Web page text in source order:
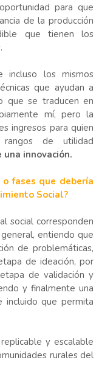
para que
de la producción
que tienen los
los mismos
que ayudan a
que se traducen en
mí, pero la
ingresos para quien
de utilidad
innovación.
fases que debería
Social?
social corresponden
entiendo que
de problemáticas,
de ideación, por
de validación y
y finalmente una
incluido que permita
y escalable
rurales del